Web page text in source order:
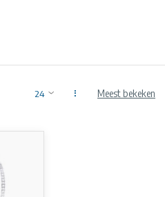
Meest bekeken